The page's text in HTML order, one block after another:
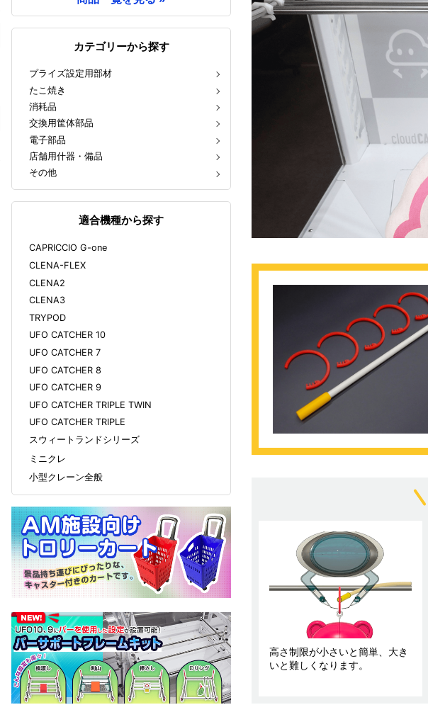
カテゴリーから探す
プライズ設定用部材
たこ焼き
消耗品
交換用筐体部品
電子部品
店舗用什器・備品
その他
適合機種から探す
CAPRICCIO G-one
CLENA-FLEX
CLENA2
CLENA3
TRYPOD
UFO CATCHER 10
UFO CATCHER 7
UFO CATCHER 8
UFO CATCHER 9
UFO CATCHER TRIPLE TWIN
UFO CATCHER TRIPLE
スウィートランドシリーズ
ミニクレ
小型クレーン全般
高さ制限が小さいと簡単、大き
いと難しくなります。